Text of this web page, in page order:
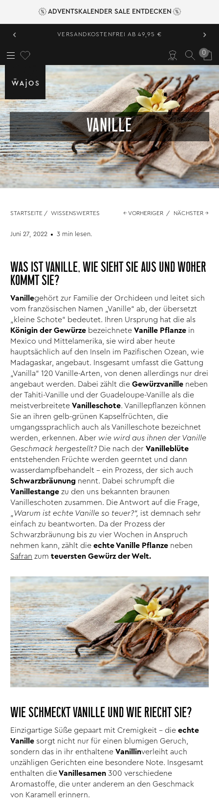
ADVENTSKALENDER SALE ENTDECKEN
‹ VERSANDKOSTENFREI AB 49,95 € ›
0
VANILLE
STARTSEITE / WISSENSWERTES ← VORHERIGER / NÄCHSTER →
Juni 27, 2022 3 min lesen.
WAS IST VANILLE, WIE SIEHT SIE AUS UND WOHER
KOMMT SIE?
Vanillegehört zur Familie der Orchideen und leitet sich
vom französischen Namen „Vanille“ ab, der übersetzt
„kleine Schote“ bedeutet. Ihren Ursprung hat die als
Königin der Gewürze bezeichneteVanille Pflanze in
Mexico und Mittelamerika, sie wird aber heute
hauptsächlich auf den Inseln im Pazifischen Ozean, wie
Madagaskar, angebaut. Insgesamt umfasst die Gattung
„Vanilla“ 120 Vanille-Arten, von denen allerdings nur drei
angebaut werden. Dabei zählt dieGewürzvanille neben
der Tahiti-Vanille und der Guadeloupe-Vanille als die
meistverbreiteteVanilleschote. Vanillepflanzen können
Sie an ihren gelb-grünen Kapselfrüchten, die
umgangssprachlich auch als Vanilleschote bezeichnet
werden, erkennen. Aber wie wird aus ihnen der Vanille
Geschmack hergestellt? Die nach derVanilleblüte
entstehenden Früchte werden geerntet und dann
wasserdampfbehandelt – ein Prozess, der sich auch
Schwarzbräunung nennt. Dabei schrumpft die
Vanillestange zu den uns bekannten braunen
Vanilleschoten zusammen. Die Antwort auf die Frage,
Warum ist echte Vanille so teuer?“, ist demnach sehr
einfach zu beantworten. Da der Prozess der
Schwarzbräunung bis zu vier Wochen in Anspruch
nehmen kann, zählt dieechte Vanille Pflanze neben
Safran zumteuersten Gewürz der Welt.
WIE SCHMECKT VANILLE UND WIE RIECHT SIE?
Einzigartige Süße gepaart mit Cremigkeit – dieechte
Vanille sorgt nicht nur für einen blumigen Geruch,
sondern das in ihr enthalteneVanillinverleiht auch
unzähligen Gerichten eine besondere Note. Insgesamt
enthalten dieVanillesamen 300 verschiedene
Aromastoffe, die unter anderem an den Geschmack
von Karamell erinnern.